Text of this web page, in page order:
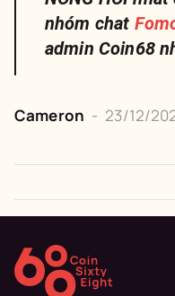
nhóm chat
admin Coin68
Cameron - 23/12/